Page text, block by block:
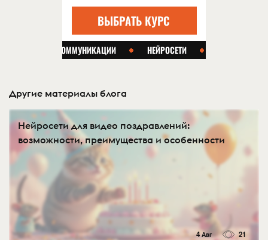
Другие материалы блога
Нейросети для видео поздравлений:
возможности, преимущества и особенности
4 Авг 21